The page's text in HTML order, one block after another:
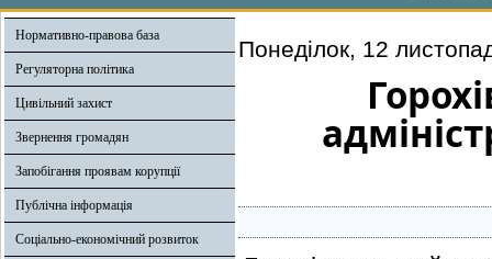
Нормативно-правова база
Регуляторна політика
Цивільний захист
Звернення громадян
Запобігання проявам корупції
Публічна інформація
Соціально-економічний розвиток
Понеділок, 12